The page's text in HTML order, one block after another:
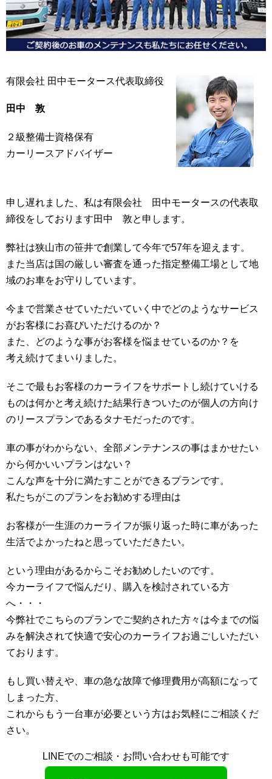
有限会社 田中モータース代表取締役
田中 敦
２級整備士資格保有
カーリースアドバイザー
申し遅れました、私は有限会社 田中モータースの代表取
締役をしております田中 敦と申します。
弊社は狭山市の笹井で創業して今年で57年を迎えます。
また当店は国の厳しい審査を通った指定整備工場として地
域のお車をお守りしています。
今まで営業させていただいていく中でどのようなサービス
がお客様にお喜びいただけるのか？
また、どのような事がお客様を悩ませているのか？を
考え続けてまいりました。
そこで最もお客様のカーライフをサポートし続けていける
ものは何かと考え続けた結果行きついたのが個人の方向け
のリースプランであるタナモだったのです。
車の事がわからない、全部メンテナンスの事はまかせたい
から何かいいプランはない？
こんな声を十分に満たすことができるプランです。
私たちがこのプランをお勧めする理由は
お客様が一生涯のカーライフが振り返った時に車があった
生活でよかったねと思っていただきたい。
という理由があるからこそお勧めしたいのです。
今カーライフで悩んだり、購入を検討されている方
へ・・・
今弊社でこちらのプランでご契約された方々は今までの悩
みを解決されて快適で安心のカーライフお過ごしいただい
ております。
もし買い替えや、車の急な故障で修理費用が高額になって
しまった方、
これからもう一台車が必要という方はお気軽にご相談くだ
さい。
LINEでのご相談・お問い合わせも可能です